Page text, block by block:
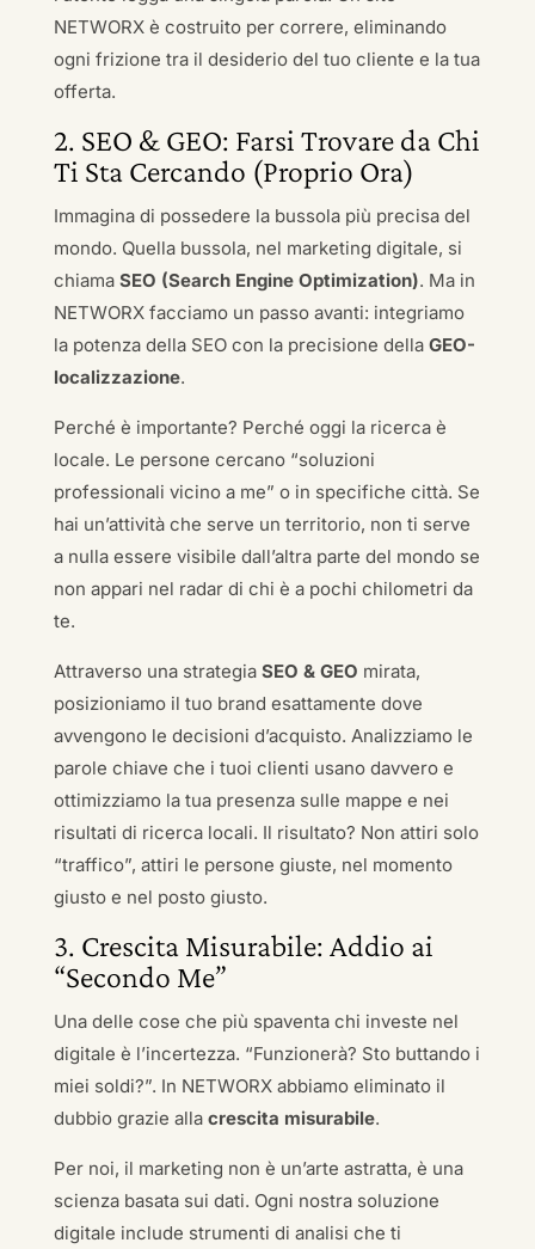
NETWORX è costruito per correre, eliminando
ogni frizione tra il desiderio del tuo cliente e la tua
offerta.
2. SEO & GEO: Farsi Trovare da Chi
Ti Sta Cercando (Proprio Ora)
Immagina di possedere la bussola più precisa del
mondo. Quella bussola, nel marketing digitale, si
chiama SEO (Search Engine Optimization). Ma in
NETWORX facciamo un passo avanti: integriamo
la potenza della SEO con la precisione della GEO-
localizzazione.
Perché è importante? Perché oggi la ricerca è
locale. Le persone cercano “soluzioni
professionali vicino a me” o in specifiche città. Se
hai un’attività che serve un territorio, non ti serve
a nulla essere visibile dall’altra parte del mondo se
non appari nel radar di chi è a pochi chilometri da
te.
Attraverso una strategia SEO & GEO mirata,
posizioniamo il tuo brand esattamente dove
avvengono le decisioni d’acquisto. Analizziamo le
parole chiave che i tuoi clienti usano davvero e
ottimizziamo la tua presenza sulle mappe e nei
risultati di ricerca locali. Il risultato? Non attiri solo
“traffico”, attiri le persone giuste, nel momento
giusto e nel posto giusto.
3. Crescita Misurabile: Addio ai
“Secondo Me”
Una delle cose che più spaventa chi investe nel
digitale è l’incertezza. “Funzionerà? Sto buttando i
miei soldi?”. In NETWORX abbiamo eliminato il
dubbio grazie alla crescita misurabile.
Per noi, il marketing non è un’arte astratta, è una
scienza basata sui dati. Ogni nostra soluzione
digitale include strumenti di analisi che ti